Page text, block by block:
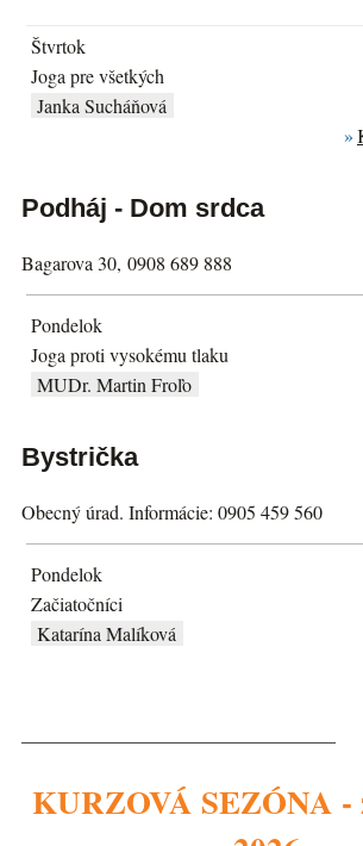
Štvrtok
Joga pre všetkých
Janka Sucháňová
Podháj - Dom srdca
Bagarova 30, 0908 689 888
Pondelok
Joga proti vysokému tlaku
MUDr. Martin Froľo
Bystrička
Obecný úrad. Informácie: 0905 459 560
Pondelok
Začiatočníci
Katarína Malíková
KURZOVÁ SEZÓNA